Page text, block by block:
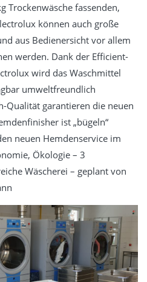
Trockenwäsche fassenden,
können auch große
aus Bedienersicht vor allem
werden. Dank der Efficient-
wird das Waschmittel
umweltfreundlich
Qualität garantieren die neuen
ist „bügeln“
neuen Hemdenservice im
Ökologie – 3
Wäscherei – geplant von